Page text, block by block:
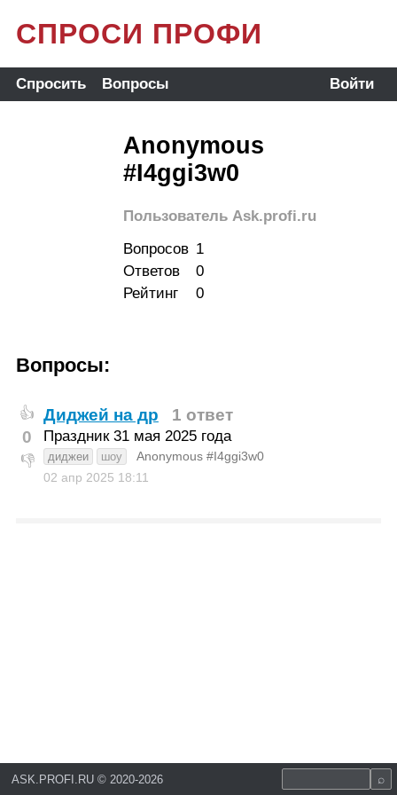
СПРОСИ ПРОФИ
Спросить Вопросы Войти
Anonymous
#I4ggi3w0
Пользователь Ask.profi.ru
Вопросов 1
Ответов
0
Рейтинг
0
Вопросы:
👍
0
👎
Диджей на др 1 ответ
Праздник 31 мая 2025 года
диджеи шоу
Anonymous #I4ggi3w0
02 апр 2025 18:11
ASK.PROFI.RU © 2020-2026